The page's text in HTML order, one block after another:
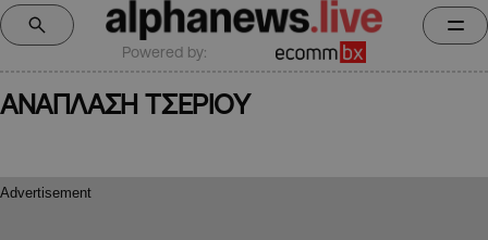
Powered by:
ΑΝΑΠΛΑΣΗ ΤΣΕΡΙΟΥ